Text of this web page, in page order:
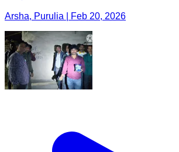
Arsha, Purulia | Feb 20, 2026